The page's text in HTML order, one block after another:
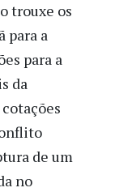
trouxe os
para a
para a
da
de um
no